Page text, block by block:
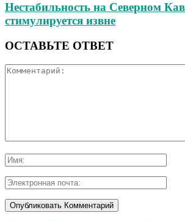
Нестабильность на Северном
стимулируется извне
ОСТАВЬТЕ ОТВЕТ